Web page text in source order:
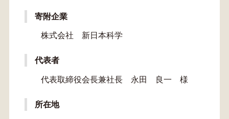
寄附企業
株式会社 新日本科学
代表者
代表取締役会長兼社長 永田 良一 様
所在地